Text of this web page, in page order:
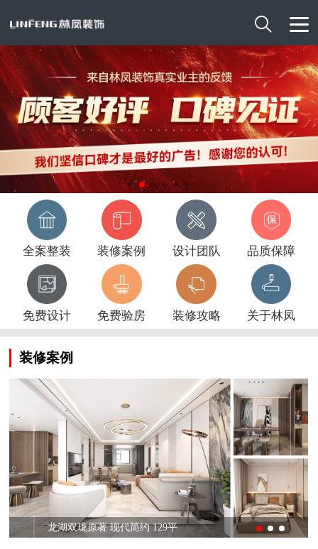

全案整装 装修案例 设计团队 品质保障
免费设计 免费验房 装修攻略 关于林凤
装修案例
龙湖双珑原著 现代简约 129平